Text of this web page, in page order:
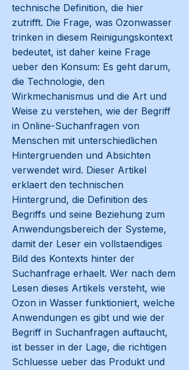
technische Definition, die hier
zutrifft. Die Frage, was Ozonwasser
trinken in diesem Reinigungskontext
bedeutet, ist daher keine Frage
ueber den Konsum: Es geht darum,
die Technologie, den
Wirkmechanismus und die Art und
Weise zu verstehen, wie der Begriff
in Online-Suchanfragen von
Menschen mit unterschiedlichen
Hintergruenden und Absichten
verwendet wird. Dieser Artikel
erklaert den technischen
Hintergrund, die Definition des
Begriffs und seine Beziehung zum
Anwendungsbereich der Systeme,
damit der Leser ein vollstaendiges
Bild des Kontexts hinter der
Suchanfrage erhaelt. Wer nach dem
Lesen dieses Artikels versteht, wie
Ozon in Wasser funktioniert, welche
Anwendungen es gibt und wie der
Begriff in Suchanfragen auftaucht,
ist besser in der Lage, die richtigen
Schluesse ueber das Produkt und